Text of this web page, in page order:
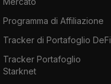
Programma di Affiliazione
Tracker di Portafoglio DeFi
Tracker Portafoglio
Starknet